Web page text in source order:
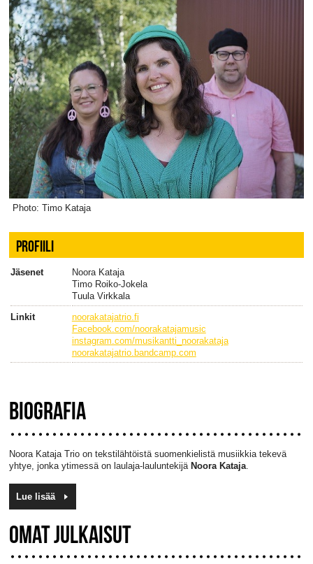
Photo: Timo Kataja
PROFIILI
Jäsenet
Noora Kataja
Timo Roiko-Jokela
Tuula Virkkala
Linkit
noorakatajatrio.fi
Facebook.com/noorakatajamusic
instagram.com/musikantti_noorakataja
noorakatajatrio.bandcamp.com
BIOGRAFIA
Noora Kataja Trio on tekstilähtöistä suomenkielistä musiikkia tekevä
yhtye, jonka ytimessä on laulaja-lauluntekijä Noora Kataja.
Lue lisää
OMAT JULKAISUT